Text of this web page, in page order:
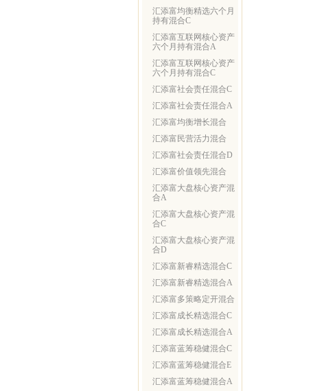
汇添富均衡精选六个月
持有混合C
汇添富互联网核心资产
六个月持有混合A
汇添富互联网核心资产
六个月持有混合C
汇添富社会责任混合C
汇添富社会责任混合A
汇添富均衡增长混合
汇添富民营活力混合
汇添富社会责任混合D
汇添富价值领先混合
汇添富大盘核心资产混
合A
汇添富大盘核心资产混
合C
汇添富大盘核心资产混
合D
汇添富新睿精选混合C
汇添富新睿精选混合A
汇添富多策略定开混合
汇添富成长精选混合C
汇添富成长精选混合A
汇添富蓝筹稳健混合C
汇添富蓝筹稳健混合E
汇添富蓝筹稳健混合A